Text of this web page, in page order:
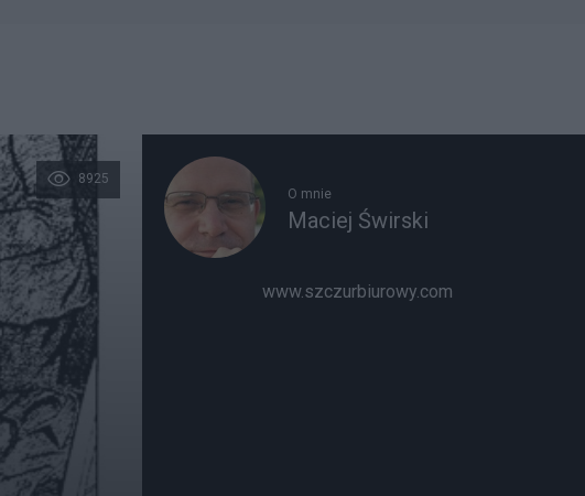
8925
O mnie
Maciej Świrski
www.szczurbiurowy.com